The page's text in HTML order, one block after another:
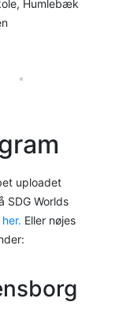
Humlebæk
uploadet
SDG Worlds
her. Eller nøjes